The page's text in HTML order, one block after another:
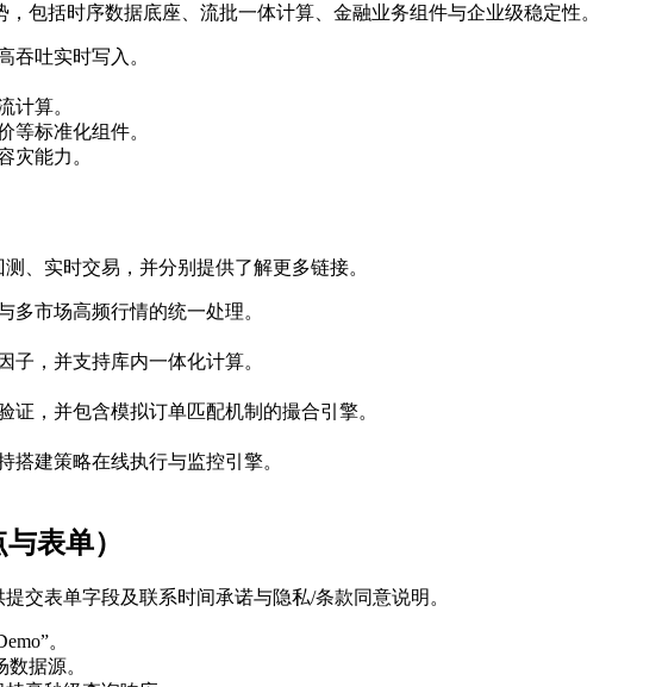
包括时序数据底座、流批一体计算、金融业务组件与企业级稳定性。
吞吐实时写入。
计算。
等标准化组件。
灾能力。
、实时交易，并分别提供了解更多链接。
多市场高频行情的统一处理。
子，并支持库内一体化计算。
，并包含模拟订单匹配机制的撮合引擎。
搭建策略在线执行与监控引擎。
表单）
交表单字段及联系时间承诺与隐私/条款同意说明。
。
据源。